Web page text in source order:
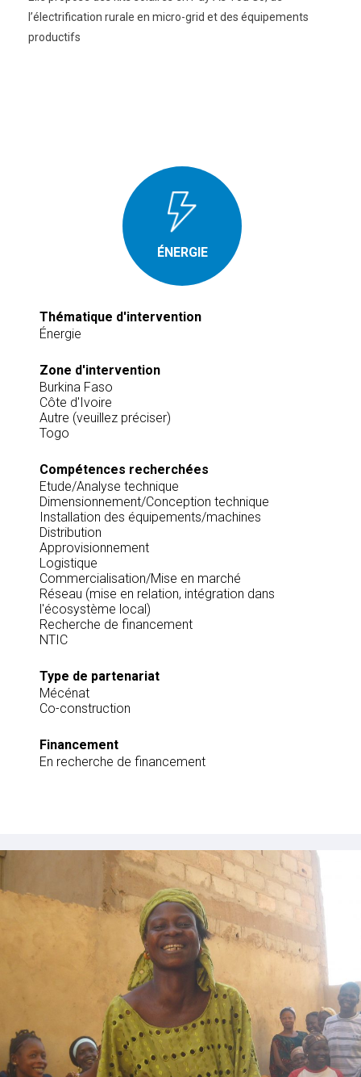
l’électrification rurale en micro-grid et des équipements
productifs
ÉNERGIE
Thématique d'intervention
Énergie
Zone d'intervention
Burkina Faso
Côte d'Ivoire
Autre (veuillez préciser)
Togo
Compétences recherchées
Etude/Analyse technique
Dimensionnement/Conception technique
Installation des équipements/machines
Distribution
Approvisionnement
Logistique
Commercialisation/Mise en marché
Réseau (mise en relation, intégration dans
l'écosystème local)
Recherche de financement
NTIC
Type de partenariat
Mécénat
Co-construction
Financement
En recherche de financement